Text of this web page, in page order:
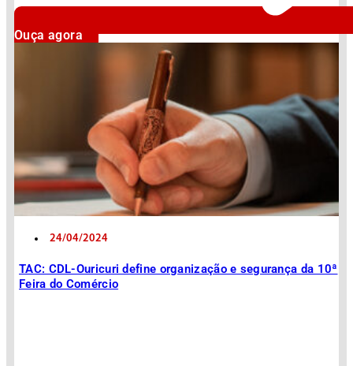
Ouça agora
24/04/2024
TAC: CDL-Ouricuri define organização e segurança da 10ª
Feira do Comércio